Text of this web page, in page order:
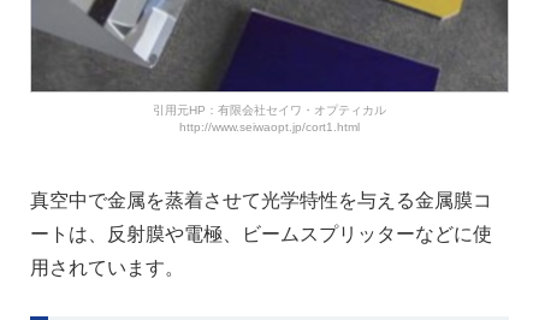
引用元HP：有限会社セイワ・オプティカル
http://www.seiwaopt.jp/cort1.html
真空中で金属を蒸着させて光学特性を与える金属膜コ
ートは、反射膜や電極、ビームスプリッターなどに使
用されています。